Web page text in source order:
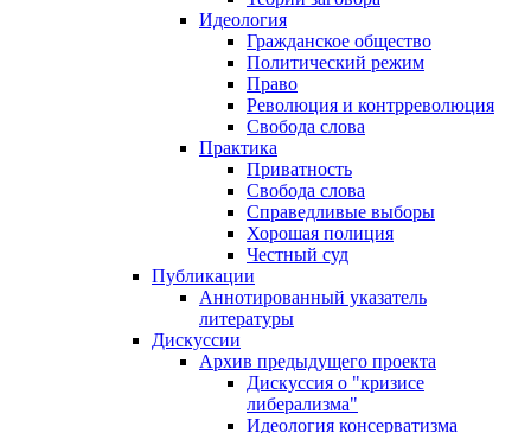
Идеология
Гражданское общество
Политический режим
Право
Революция и контрреволюция
Свобода слова
Практика
Приватность
Свобода слова
Справедливые выборы
Хорошая полиция
Честный суд
Публикации
Аннотированный указатель
литературы
Дискуссии
Архив предыдущего проекта
Дискуссия о "кризисе
либерализма"
Идеология консерватизма